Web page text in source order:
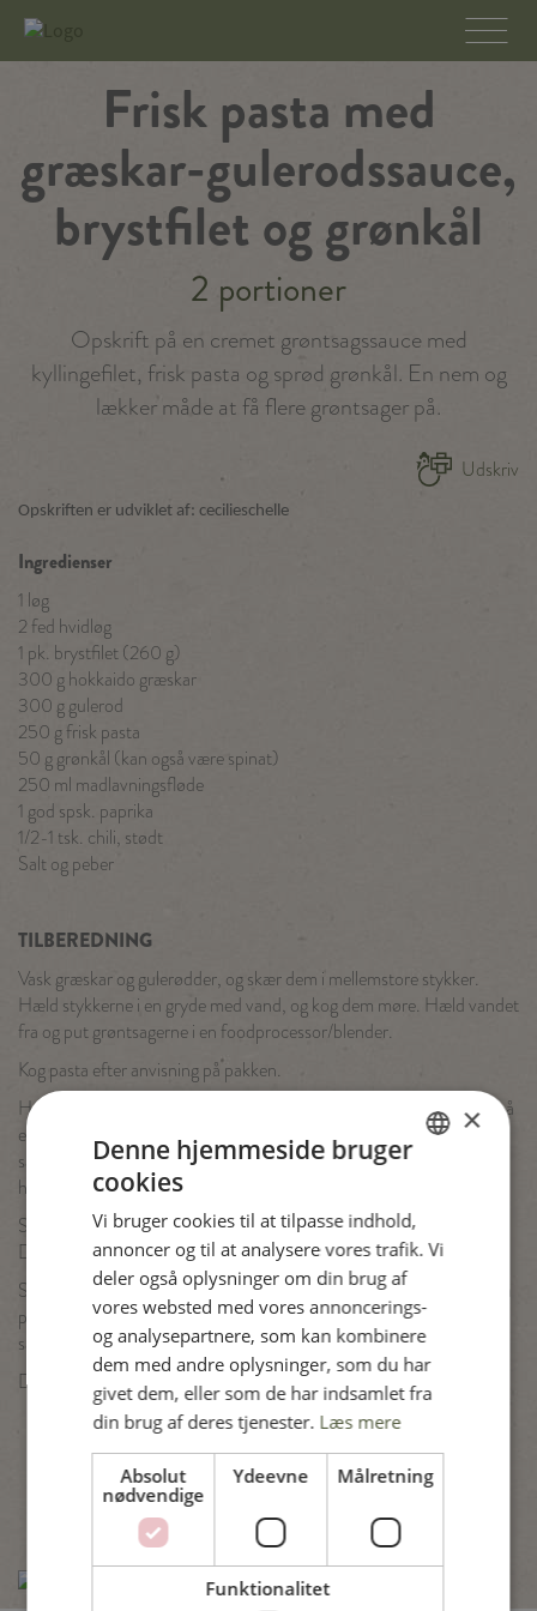
Frisk pasta med
græskar-gulerodssauce,
brystfilet og grønkål
2 portioner
Opskrift på en cremet grøntsagssauce med
kyllingefilet, frisk pasta og sprød grønkål. En nem og
lækker måde at få flere grøntsager på.
Udskriv
Opskriften er udviklet af: cecilieschelle
Ingredienser
1 løg
2 fed hvidløg
1 pk. brystfilet (260 g)
300 g hokkaido græskar
300 g gulerod
250 g frisk pasta
50 g grønkål (kan også være spinat)
250 ml madlavningsfløde
1 god spsk. paprika
1/2-1 tsk. chili, stødt
Salt og peber
TILBEREDNING
Vask græskar og gulerødder, og skær dem i mellemstore stykker.
Hæld stykkerne i en gryde med vand, og kog dem møre. Hæld vandet
fra og put grøntsagerne i en foodprocessor/blender.
Kog pasta efter anvisning på pakken.
Hak løg fint og pres hvidløget. Steg løg, hvidløg, paprika og chili af på
en pande i lidt olie. Hæld det derefter op i en foodprocessor/blender
sammen med madlavningsfløden, salt og peber, og blend indtil det
hele bliver ensartet.
Steg fileterne på panden i en smule olie, indtil de er gennemstegt.
Drys med salt og peber. Skær derefter kyllingefileterne i stykker.
Steg grønkålen et par minutter på panden. Derefter hældes pasta på
panden, sammen med grøntsagssaucen. Vendt det hele godt
sammen. Til sidst vendes kyllingestykkerne i retten.
Drys evt. med frisk krydderurt på toppen.
ENGLISH
GERMAN
×
Denne hjemmeside bruger
cookies
Vi bruger cookies til at tilpasse indhold,
annoncer og til at analysere vores trafik. Vi
deler også oplysninger om din brug af
vores websted med vores annoncerings-
og analysepartnere, som kan kombinere
dem med andre oplysninger, som du har
givet dem, eller som de har indsamlet fra
din brug af deres tjenester. Læs mere
Absolut
nødvendige
Ydeevne Målretning
Funktionalitet